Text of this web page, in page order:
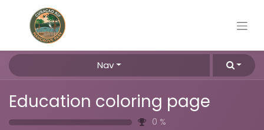
Nav
Education coloring page
0 %